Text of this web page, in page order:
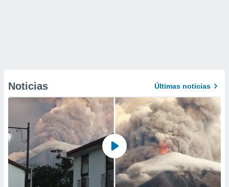
Noticias Últimas noticias